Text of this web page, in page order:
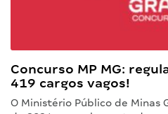
Concurso MP MG:
419 cargos vagos!
O Ministério Público de Minas